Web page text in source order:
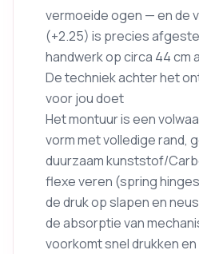
vermoeide ogen — en de
(+2.25) is precies
handwerk op circa 44 cm
De techniek achter het
voor jou doet
Het montuur is een
vorm met volledige rand,
duurzaam kunststof/
flexe veren (spring
de druk op slapen en
de absorptie van
voorkomt snel drukken